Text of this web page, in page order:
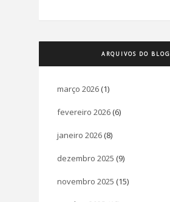
ARQUIVOS DO BLOG
março 2026 (1)
fevereiro 2026 (6)
janeiro 2026 (8)
dezembro 2025 (9)
novembro 2025 (15)